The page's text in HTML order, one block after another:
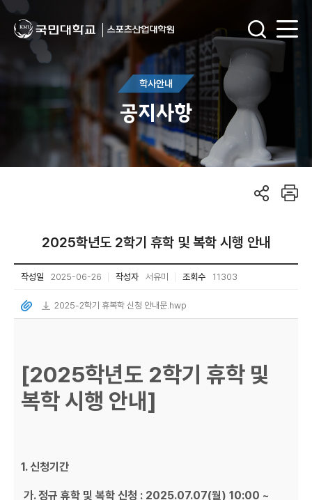
학사안내
공지사항
2025학년도 2학기 휴학 및 복학 시행 안내
작성일 2025-06-26 작성자 서유미 조회수 11303
2025-2학기 휴복학 신청 안내문.hwp
[2025학년도 2학기 휴학 및
복학 시행 안내]
1. 신청기간
가. 정규 휴학 및 복학 신청 : 2025.07.07(월) 10:00 ~